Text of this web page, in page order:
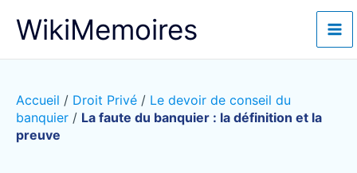
WikiMemoires
Accueil / Droit Privé / Le devoir de conseil du
banquier / La faute du banquier : la définition et la
preuve